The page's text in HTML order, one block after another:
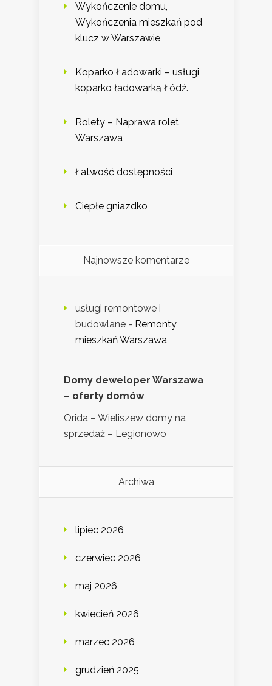
Wykończenie domu,
Wykończenia mieszkań pod
klucz w Warszawie
Koparko Ładowarki – usługi
koparko ładowarką Łódź.
Rolety – Naprawa rolet
Warszawa
Łatwość dostępności
Ciepłe gniazdko
Najnowsze komentarze
usługi remontowe i
budowlane - Remonty
mieszkań Warszawa
Domy deweloper Warszawa
– oferty domów
Orida – Wieliszew domy na
sprzedaż – Legionowo
Archiwa
lipiec 2026
czerwiec 2026
maj 2026
kwiecień 2026
marzec 2026
grudzień 2025